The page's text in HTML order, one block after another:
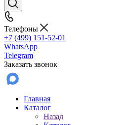
Телефоны
+7 (499) 151-52-01
WhatsApp
Telegram
Заказать звонок
Главная
Каталог
Назад